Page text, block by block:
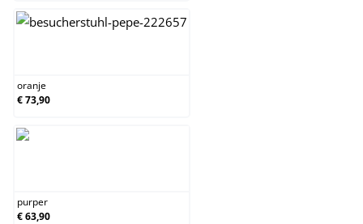
oranje
€ 73,90
purper
€ 63,90